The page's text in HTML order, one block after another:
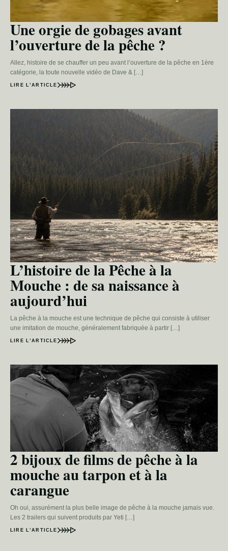
Une orgie de gobages avant
l’ouverture de la pêche ?
Allez, histoire de se chauffer un peu avant l’ouverture de la pêche en 1ère
catégorie, la toute nouvelle vidéo de Dave & […]
LIRE L’ARTICLE
L’histoire de la Pêche à la
Mouche : de sa naissance à
aujourd’hui
La pêche à la mouche est une technique de pêche qui consiste à utiliser
une imitation de mouche, généralement fabriquée à partir […]
LIRE L’ARTICLE
2 bijoux de films de pêche à la
mouche au tarpon et à la
carangue
Oh oui, assurément la plus belle image de pêche à la mouche jamais vue.
Les 2 trailers qui suivent produits par Yeti […]
LIRE L’ARTICLE